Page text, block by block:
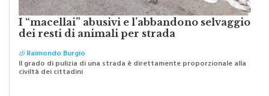
I “macellai” abusivi e l’abbandono selvaggio
dei resti di animali per strada
diRaimondo Burgio
Il grado di pulizia di una strada è direttamente proporzionale alla
civiltà dei cittadini